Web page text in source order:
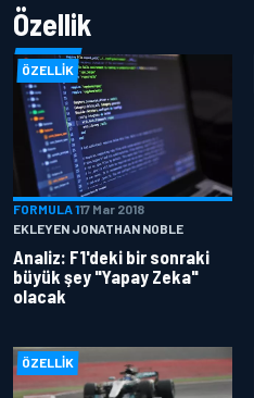
Özellik
ÖZELLIK
FORMULA 117 Mar 2018
EKLEYEN JONATHAN NOBLE
Analiz: F1'deki bir sonraki
büyük şey "Yapay Zeka"
olacak
ÖZELLIK